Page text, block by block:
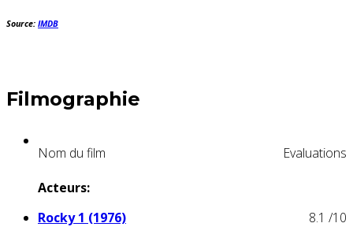
Source: IMDB
Filmographie
Nom du film
Evaluations
Acteurs:
Rocky 1 (1976)
8.1 /10